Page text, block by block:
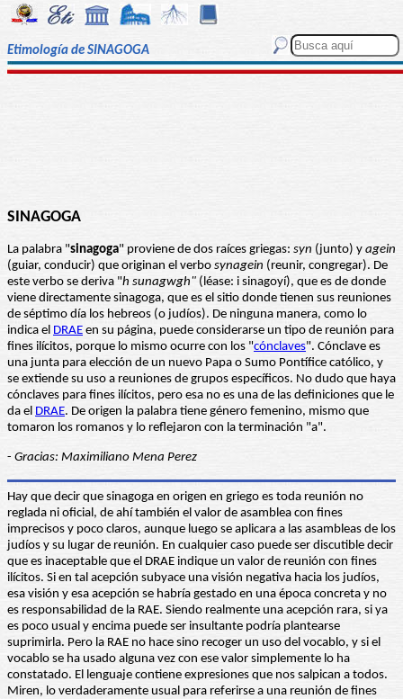
Etimología de SINAGOGA
SINAGOGA
La palabra "sinagoga" proviene de dos raíces griegas: syn (junto) y agein
(guiar, conducir) que originan el verbo synagein (reunir, congregar). De
este verbo se deriva "h sunagwgh" (léase: i sinagoyí), que es de donde
viene directamente sinagoga, que es el sitio donde tienen sus reuniones
de séptimo día los hebreos (o judíos). De ninguna manera, como lo
indica el DRAE en su página, puede considerarse un tipo de reunión para
fines ilícitos, porque lo mismo ocurre con los "cónclaves". Cónclave es
una junta para elección de un nuevo Papa o Sumo Pontífice católico, y
se extiende su uso a reuniones de grupos específicos. No dudo que haya
cónclaves para fines ilícitos, pero esa no es una de las definiciones que le
da el DRAE. De origen la palabra tiene género femenino, mismo que
tomaron los romanos y lo reflejaron con la terminación "a".
- Gracias: Maximiliano Mena Perez
Hay que decir que sinagoga en origen en griego es toda reunión no
reglada ni oficial, de ahí también el valor de asamblea con fines
imprecisos y poco claros, aunque luego se aplicara a las asambleas de los
judíos y su lugar de reunión. En cualquier caso puede ser discutible decir
que es inaceptable que el DRAE indique un valor de reunión con fines
ilícitos. Si en tal acepción subyace una visión negativa hacia los judíos,
esa visión y esa acepción se habría gestado en una época concreta y no
es responsabilidad de la RAE. Siendo realmente una acepción rara, si ya
es poco usual y encima puede ser insultante podría plantearse
suprimirla. Pero la RAE no hace sino recoger un uso del vocablo, y si el
vocablo se ha usado alguna vez con ese valor simplemente lo ha
constatado. El lenguaje contiene expresiones que nos salpican a todos.
Miren, lo verdaderamente usual para referirse a una reunión de fines